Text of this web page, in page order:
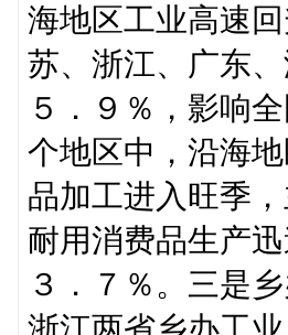
海地区工业高速
苏、浙江、广东
５．９％，影响
个地区中，沿海
品加工进入旺季
耐用消费品生产
３．７％。三是